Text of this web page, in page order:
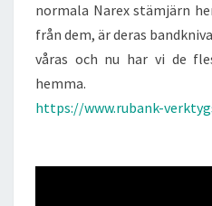
normala Narex stämjärn
från dem, är deras
våras och nu har vi de
hemma.
https://www.rubank-